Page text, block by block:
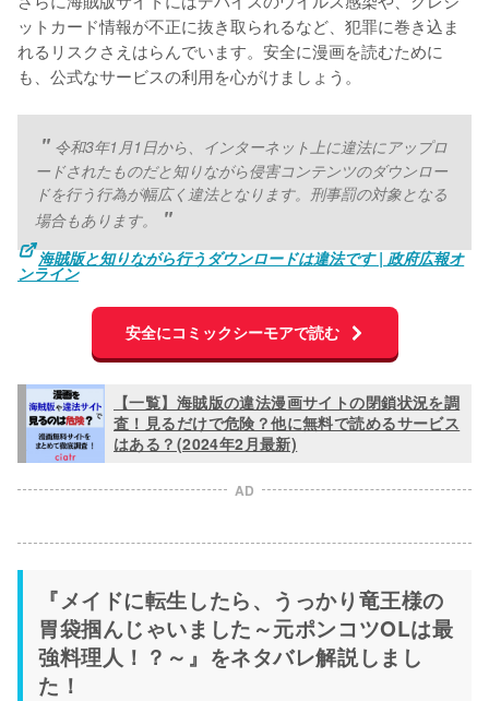
ットカード情報が不正に抜き取られるなど、犯罪に巻き込ま
れるリスクさえはらんでいます。安全に漫画を読むために
も、公式なサービスの利用を心がけましょう。
令和3年1月1日から、インターネット上に違法にアップロ
ードされたものだと知りながら侵害コンテンツのダウンロー
ドを行う行為が幅広く違法となります。刑事罰の対象となる
場合もあります。
海賊版と知りながら行うダウンロードは違法です | 政府広報オ
ンライン
安全にコミックシーモアで読む
【一覧】海賊版の違法漫画サイトの閉鎖状況を調
査！見るだけで危険？他に無料で読めるサービス
はある？(2024年2月最新)
AD
『メイドに転生したら、うっかり竜王様の
胃袋掴んじゃいました～元ポンコツOLは最
強料理人！？～』をネタバレ解説しまし
た！